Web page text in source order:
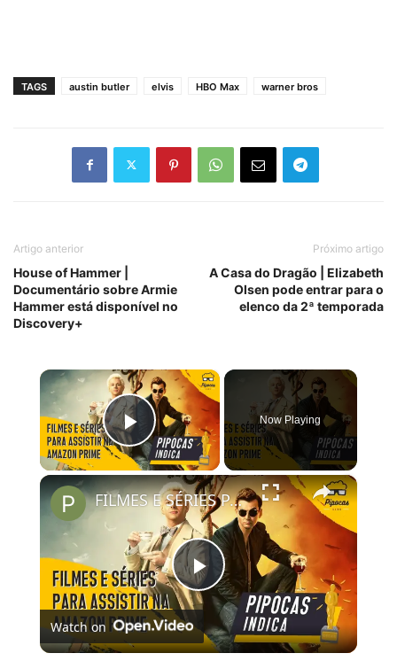
TAGS austin butler elvis HBO Max warner bros
Artigo anterior
House of Hammer |
Documentário sobre Armie
Hammer está disponível no
Discovery+
Próximo artigo
A Casa do Dragão | Elizabeth
Olsen pode entrar para o
elenco da 2ª temporada
×
Play Video
Now Playing
×
Play
Video
FILMES E SÉRIES PARA ASSISTIR NO AMAZON PRIME VIDEO | #PipocasIndica 7
Watch on